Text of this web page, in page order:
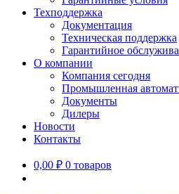
Техподдержка
Документация
Техническая поддержка
Гарантийное
О компании
Компания сегодня
Промышленная
Документы
Дилеры
Новости
Контакты
0,00 ₽ 0 товаров